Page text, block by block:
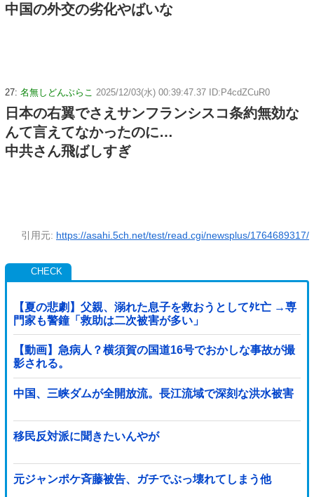
中国の外交の劣化やばいな
27: 名無しどんぶらこ 2025/12/03(水) 00:39:47.37 ID:P4cdZCuR0
日本の右翼でさえサンフランシスコ条約無効な
んて言えてなかったのに…
中共さん飛ばしすぎ
引用元: https://asahi.5ch.net/test/read.cgi/newsplus/1764689317/
【夏の悲劇】父親、溺れた息子を救おうとしてﾀﾋ亡 →専
門家も警鐘「救助は二次被害が多い」
【動画】急病人？横須賀の国道16号でおかしな事故が撮
影される。
中国、三峡ダムが全開放流。長江流域で深刻な洪水被害
移民反対派に聞きたいんやが
元ジャンポケ斉藤被告、ガチでぶっ壊れてしまう他